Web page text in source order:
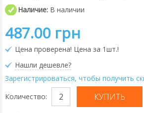
Наличие: В наличии
487.00 грн
Цена проверена! Цена за 1шт.!
Нашли дешевле?
Зарегистрироваться, чтобы получить
Количество: